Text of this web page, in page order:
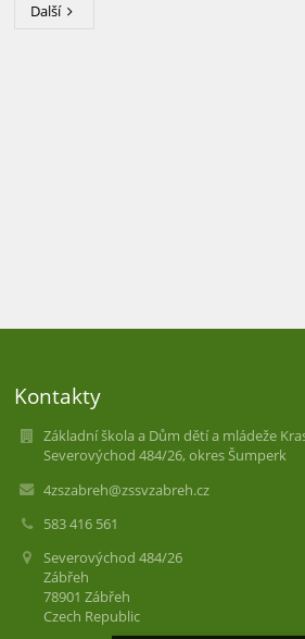
Další
Kontakty
Základní škola a Dům dětí a mládeže
Severovýchod 484/26, okres Šumperk
4zszabreh@zssvzabreh.cz
583 416 561
Severovýchod 484/26
Zábřeh
78901 Zábřeh
Czech Republic